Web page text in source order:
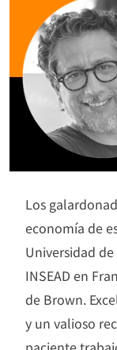
Los
economía de
Universidad
INSEAD en
de Brown.
y un valioso